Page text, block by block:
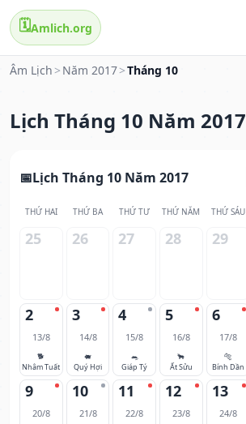
🗓️Amlich.org
Âm Lịch > Năm 2017>Tháng 10
Lịch Tháng 10 Năm 2017
Lịch Tháng 10 Năm 2017
THỨ HAI THỨ BA THỨ TƯ THỨ NĂM THỨ SÁU
25 26 27 28 29
2
13/8
🐕
Nhâm Tuất
3
14/8
🐖
Quý Hợi
4
15/8
🐀
Giáp Tý
5
16/8
🐂
Ất Sửu
6
17/8
🐅
Bính Dần
9
20/8
10
21/8
11
22/8
12
23/8
13
24/8